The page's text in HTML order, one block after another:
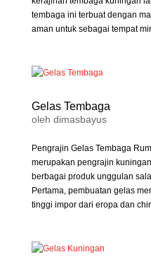
tembaga ini terbuat dengan
aman untuk sebagai tempat
Gelas Tembaga
oleh dimasbayus
Pengrajin Gelas Tembaga
merupakan pengrajin
berbagai produk unggulan
Pertama, pembuatan gelas
tinggi impor dari eropa dan